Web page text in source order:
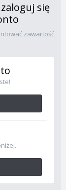
się
zawartość